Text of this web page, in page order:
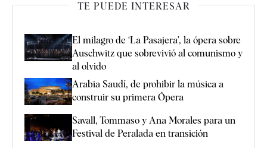
TE PUEDE INTERESAR
El milagro de ‘La Pasajera’, la ópera sobre
Auschwitz que sobrevivió al comunismo y
al olvido
Arabia Saudí, de prohibir la música a
construir su primera Ópera
Savall, Tommaso y Ana Morales para un
Festival de Peralada en transición